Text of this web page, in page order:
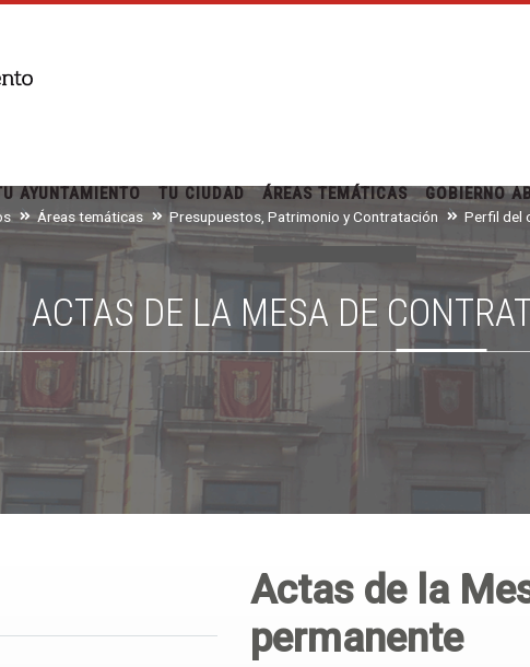
AYUNTAMIENTO TU CIUDAD ÁREAS TEMÁTICAS GOBIERNO
Áreas temáticas Presupuestos, Patrimonio y Contratación Perfil del
ACTAS DE LA MESA DE
Actas de la
permanente